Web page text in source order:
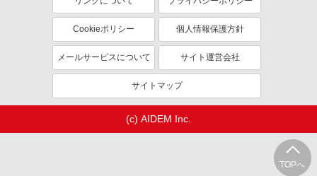
アパレル販売
時給1550円〜1600円 ■月給例【24万円〜26万
円】 ■22日間勤務の場合＝255,750円（内訳：時
給1500円×実働7時間45分×22日） ＋残業代
（1.25倍：1分単位で支給） ※時給は経験により
変動します。
丸の内店
時給1450円〜1500円 ※経験・能力による 時
TOPへ
Cookieポリシー 個人情報保護方針
メールサービスについて サイト運営会社
サイトマップ
(c) AIDEM Inc.